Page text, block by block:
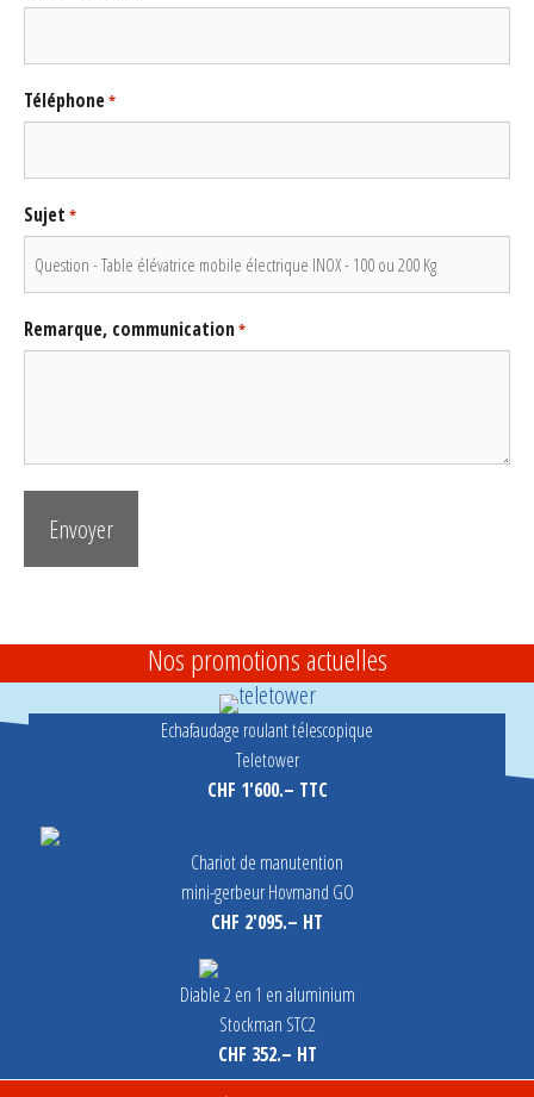
Téléphone*
Sujet *
Remarque, communication*
Nos promotions actuelles
Echafaudage roulant télescopique
Teletower
CHF 1'600.– TTC
Chariot de manutention
mini-gerbeur Hovmand GO
CHF 2'095.– HT
Diable 2 en 1 en aluminium
Stockman STC2
CHF 352.– HT